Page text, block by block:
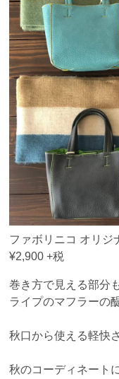
ファボリニコ オリ
¥2,900 +税
巻き方で見える部分
ライプのマフラーの
秋口から使える軽快
秋のコーディネート